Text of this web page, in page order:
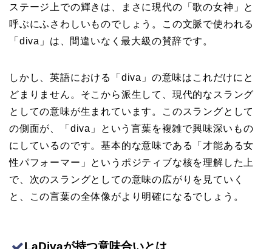
ステージ上での輝きは、まさに現代の「歌の女神」と
呼ぶにふさわしいものでしょう。この文脈で使われる
「diva」は、間違いなく最大級の賛辞です。
しかし、英語における「diva」の意味はこれだけにと
どまりません。そこから派生して、現代的なスラング
としての意味が生まれています。このスラングとして
の側面が、「diva」という言葉を複雑で興味深いもの
にしているのです。基本的な意味である「才能ある女
性パフォーマー」というポジティブな核を理解した上
で、次のスラングとしての意味の広がりを見ていく
と、この言葉の全体像がより明確になるでしょう。
LaDivaが持つ意味合いとは